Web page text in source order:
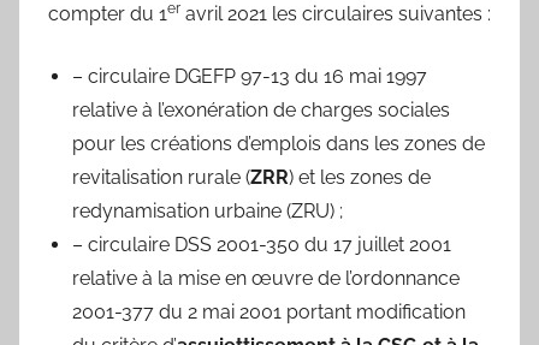
compter du 1er avril 2021 les circulaires suivantes :
– circulaire DGEFP 97-13 du 16 mai 1997
relative à l’exonération de charges sociales
pour les créations d’emplois dans les zones de
revitalisation rurale (ZRR) et les zones de
redynamisation urbaine (ZRU) ;
– circulaire DSS 2001-350 du 17 juillet 2001
relative à la mise en œuvre de l’ordonnance
2001-377 du 2 mai 2001 portant modification